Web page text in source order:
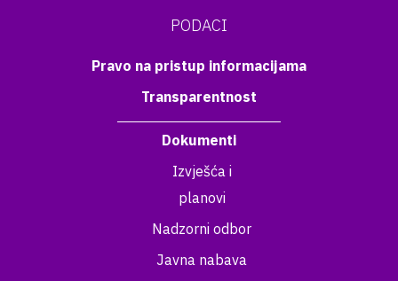
PODACI
Pravo na pristup informacijama
Transparentnost
Dokumenti
Izvješća i
planovi
Nadzorni odbor
Javna nabava